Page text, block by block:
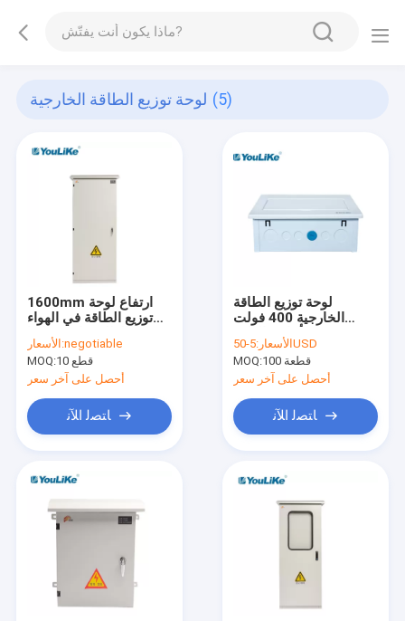
لوحة توزيع الطاقة الخارجية (5)
1600mm ارتفاع لوحة
توزيع الطاقة في الهواء
الطلق قائمة بذاتها
الأسعار:negotiable
MOQ:
10 قطع
أحصل على آخر سعر
ﺎﺘﺼﻟ ﺍﻶﻧ
لوحة توزيع الطاقة
الخارجية 400 فولت
أحادية الطور IP40 معدنية
كاملةالأسعار:5-50USD
MOQ:
100 قطعة
أحصل على آخر سعر
ﺎﺘﺼﻟ ﺍﻶﻧ